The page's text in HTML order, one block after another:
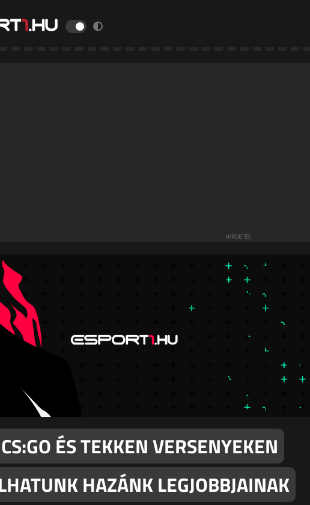
ÉS TEKKEN VERSENYEKEN
HAZÁNK LEGJOBBJAINAK